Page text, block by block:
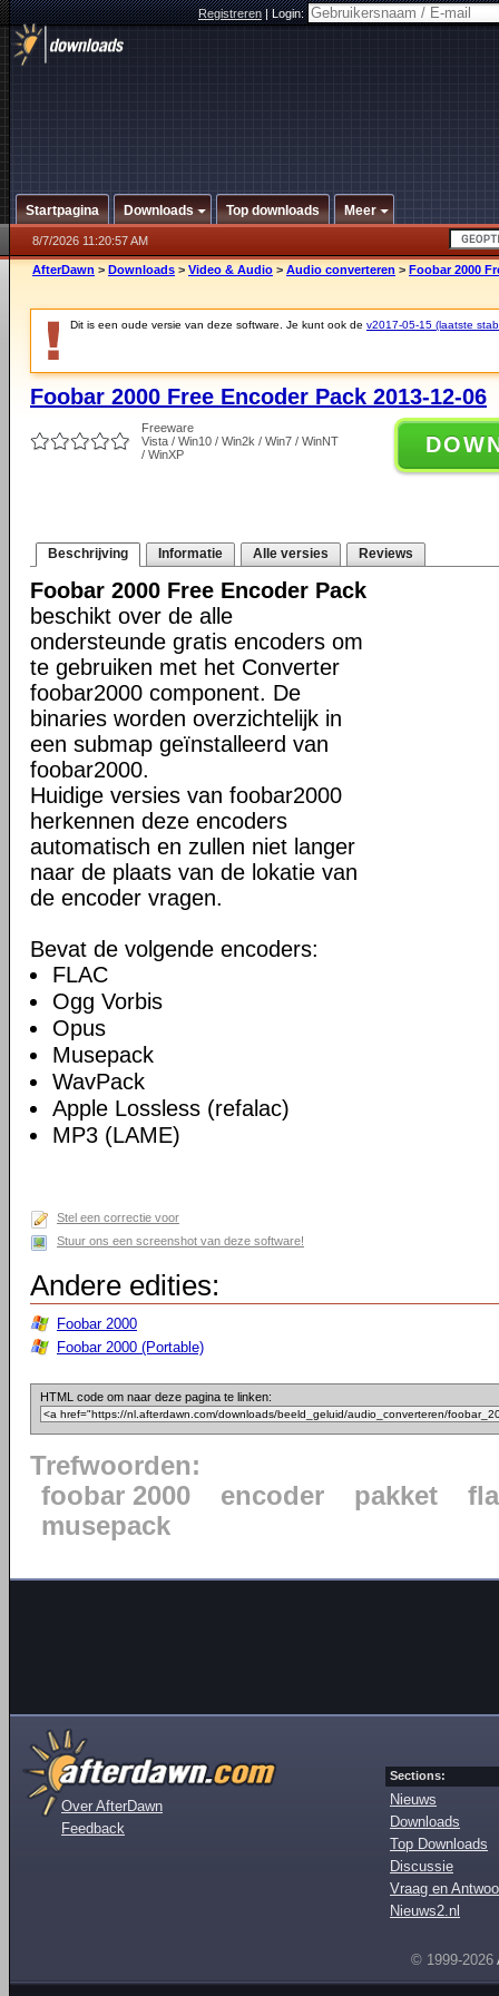
Registreren|Login:
Startpagina Downloads Top downloads Meer
8/7/2026 11:20:57 AM
AfterDawn > Downloads > Video & Audio > Audio converteren > Foobar 2000
Dit is een oude versie van deze software. Je kunt ook de v2017-05-15 (laatste
Foobar 2000 Free Encoder Pack 2013-12-06
Freeware
Vista / Win10 / Win2k / Win7 / WinNT
/ WinXP
Beschrijving Informatie Alle versies Reviews
Foobar 2000 Free Encoder Pack
beschikt over de alle
ondersteunde gratis encoders om
te gebruiken met het Converter
foobar2000 component. De
binaries worden overzichtelijk in
een submap geïnstalleerd van
foobar2000.
Huidige versies van foobar2000
herkennen deze encoders
automatisch en zullen niet langer
naar de plaats van de lokatie van
de encoder vragen.
Bevat de volgende encoders:
FLAC
Ogg Vorbis
Opus
Musepack
WavPack
Apple Lossless (refalac)
MP3 (LAME)
Stel een correctie voor
Stuur ons een screenshot van deze software!
Andere edities:
Foobar 2000
Foobar 2000 (Portable)
HTML code om naar deze pagina te linken:
Trefwoorden:
foobar 2000
encoder pakket
musepack
Over AfterDawn
Feedback
Sections:
Nieuws
Downloads
Top Downloads
Discussie
Vraag en
Nieuws2.nl
© 1999-2026